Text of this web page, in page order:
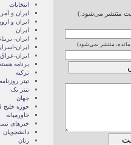
منتشر می‌شود.)
مانده، منتشر نمی‌شود)
انتخابات
ايران و
ايران و
ایران
ایران-
ایران-
ایران-عراق
برنامه
ترکیه
تیتر
تیتر یک
جهان
حوزه خلیج
خاورمیانه
خبرهای
دانشجویان
زنان